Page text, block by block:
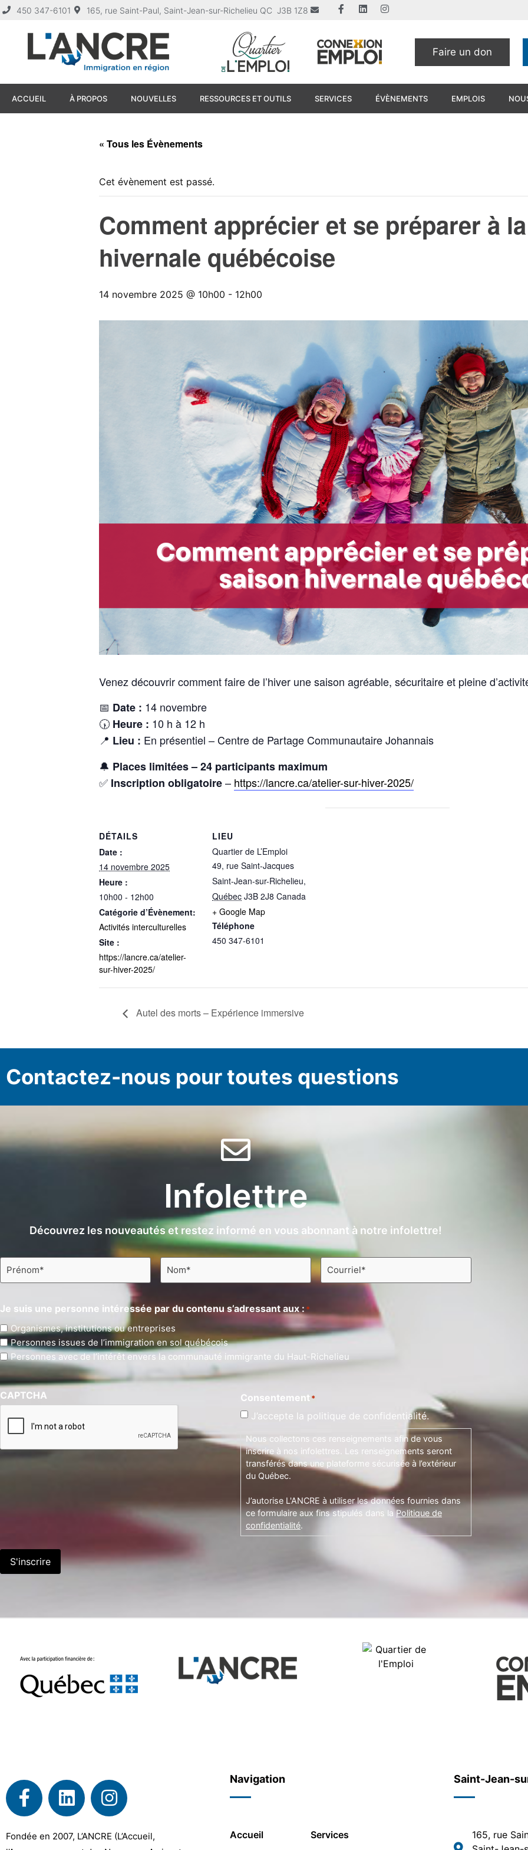
450 347-6101 165, rue Saint-Paul, Saint-Jean-sur-Richelieu QC J3B 1Z8
Faire un don
ACCUEIL À PROPOS NOUVELLES RESSOURCES ET OUTILS SERVICES ÉVÈNEMENTS EMPLOIS
« Tous les Évènements
Cet évènement est passé.
Comment apprécier et se préparer à
hivernale québécoise
14 novembre 2025 @ 10h00 - 12h00
Venez découvrir comment faire de l’hiver une saison agréable, sécuritaire et pleine
📅 Date : 14 novembre
🕠Heure : 10 h à 12 h
📍 Lieu : En présentiel – Centre de Partage Communautaire Johannais
🔔 Places limitées – 24 participants maximum
✅ Inscription obligatoire– https://lancre.ca/atelier-sur-hiver-2025/
DÉTAILS
Date :
14 novembre 2025
Heure :
10h00 - 12h00
Catégorie d’Évènement:
Activités interculturelles
Site :
https://lancre.ca/atelier-
sur-hiver-2025/
LIEU
Quartier de L’Emploi
49, rue Saint-Jacques
Saint-Jean-sur-Richelieu,
Québec J3B 2J8 Canada
+ Google Map
Téléphone
450 347-6101
Autel des morts – Expérience immersive
Contactez-nous pour toutes questions
Infolettre
Découvrez les nouveautés et restez informé en vous abonnant à notre infolettre!
Prénom Nom Courriel
Je suis une personne intéressée par du contenu s’adressant aux : *
Organismes, institutions ou entreprises
Personnes issues de l’immigration en sol québécois
Personnes avec de l’intérêt envers la communauté immigrante du Haut-Richelieu
CAPTCHA Consentement *
J’accepte la politique de confidentialité.
Nous collectons ces renseignements afin de vous
inscrire à nos infolettres. Les renseignements seront
transférés dans une plateforme sécurisée à l’extérieur
du Québec.
J’autorise L'ANCRE à utiliser les données fournies dans
ce formulaire aux fins stipulés dans laPolitique de
confidentialité.
S'inscrire
Fondée en 2007, L’ANCRE (L’Accueil,
Navigation
Accueil Services
Saint-Jean-
165, rue